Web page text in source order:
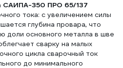
САИПА-350 ПРО 65/137
тока: с увеличением силы
глубина провара, что
доли основного металла в шве
сварку на малых
цикла сварочный ток
до минимального